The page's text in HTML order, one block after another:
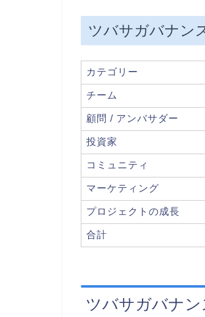
ツバサガバナン
カテゴリー
チーム
顧問 / アンバサダー
投資家
コミュニティ
マーケティング
プロジェクトの成長
合計
ツバサガバナ